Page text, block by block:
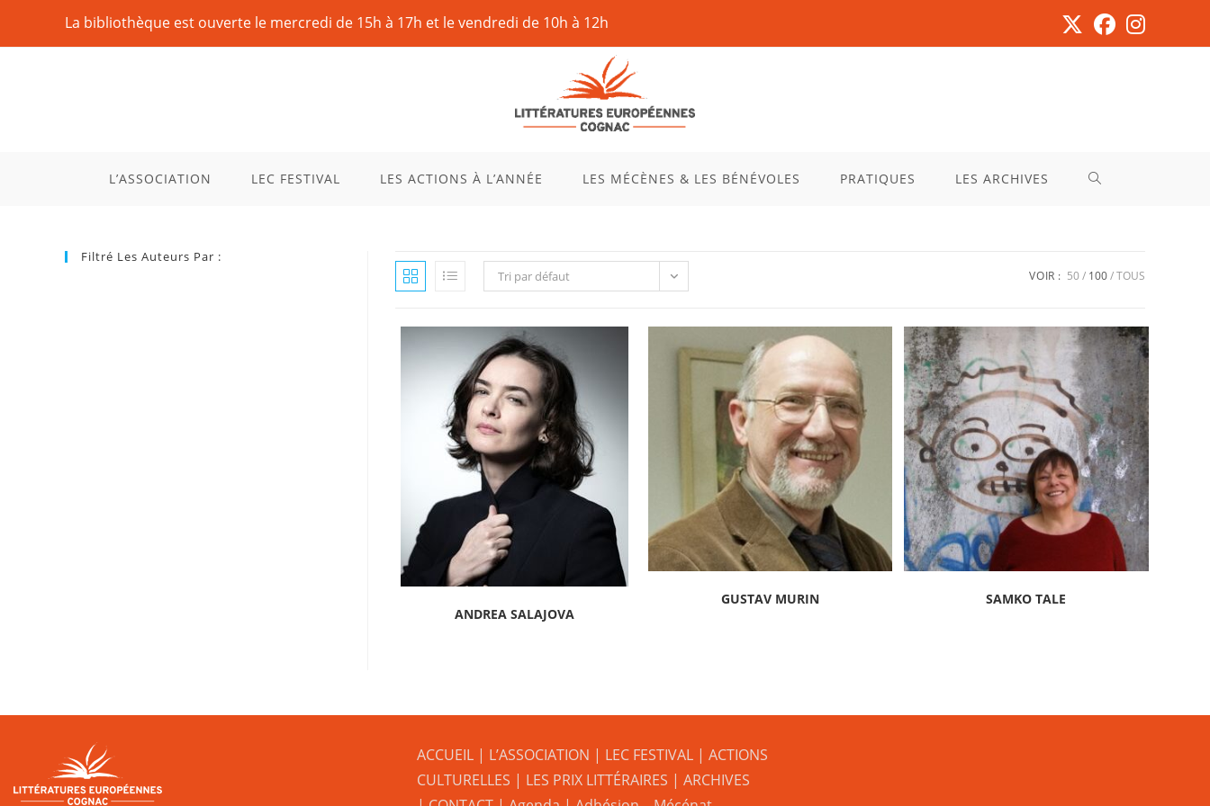
La bibliothèque est ouverte le mercredi de 15h à 17h et le vendredi de 10h à 12h
L’ASSOCIATION LEC FESTIVAL LES ACTIONS À L’ANNÉE LES MÉCÈNES & LES BÉNÉVOLES PRATIQUES LES ARCHIVES
Tri par défaut VOIR : 50 100 TOUS
ANDREA SALAJOVA
GUSTAV MURIN SAMKO TALE
Filtré Les Auteurs Par :
ACCUEIL| L’ASSOCIATION | LEC FESTIVAL| ACTIONS
CULTURELLES | LES PRIX LITTÉRAIRES | ARCHIVES